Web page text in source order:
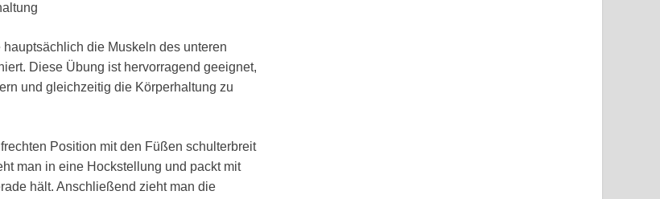
die Muskeln des unteren
Diese Übung ist hervorragend geeignet,
und gleichzeitig die Körperhaltung zu
Position mit den Füßen schulterbreit
man in eine Hockstellung und packt mit
hält. Anschließend zieht man die